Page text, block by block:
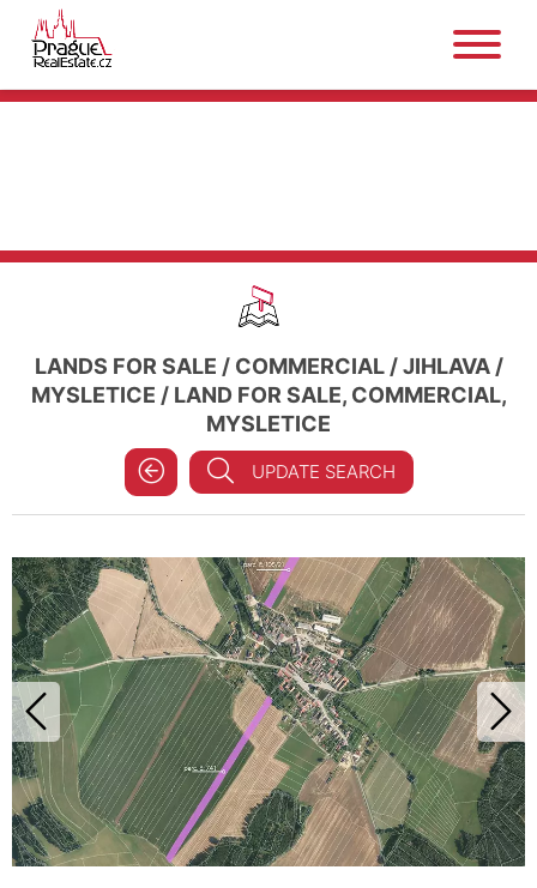
LANDS FOR SALE / COMMERCIAL/JIHLAVA/
MYSLETICE / LAND FOR SALE, COMMERCIAL,
MYSLETICE
UPDATE SEARCH